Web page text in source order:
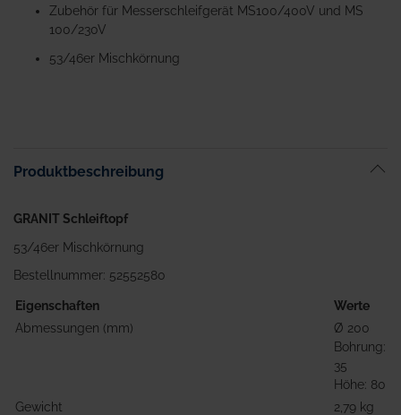
Anfang
springen
Zubehör für Messerschleifgerät MS100/400V und MS
100/230V
53/46er Mischkörnung
Produktbeschreibung
GRANIT Schleiftopf
53/46er Mischkörnung
Bestellnummer: 52552580
Eigenschaften
Werte
Abmessungen (mm)
Ø 200
Bohrung:
35
Höhe: 80
Gewicht
2,79 kg